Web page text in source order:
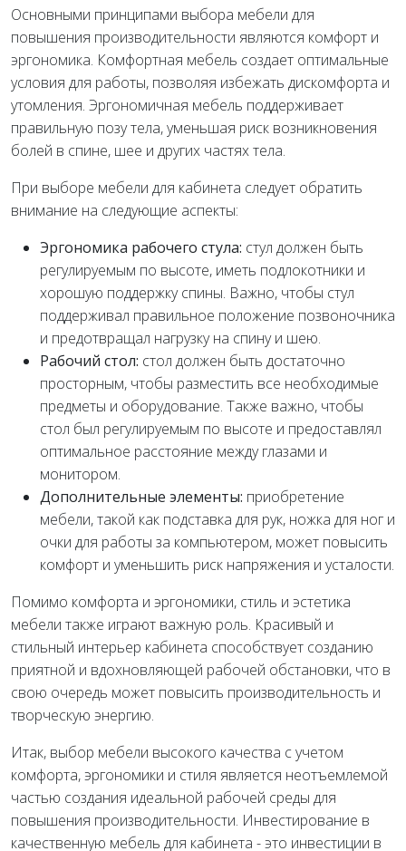
Основными принципами выбора мебели для
повышения производительности являются комфорт и
эргономика. Комфортная мебель создает оптимальные
условия для работы, позволяя избежать дискомфорта и
утомления. Эргономичная мебель поддерживает
правильную позу тела, уменьшая риск возникновения
болей в спине, шее и других частях тела.
При выборе мебели для кабинета следует обратить
внимание на следующие аспекты:
Эргономика рабочего стула: стул должен быть
регулируемым по высоте, иметь подлокотники и
хорошую поддержку спины. Важно, чтобы стул
поддерживал правильное положение позвоночника
и предотвращал нагрузку на спину и шею.
Рабочий стол: стол должен быть достаточно
просторным, чтобы разместить все необходимые
предметы и оборудование. Также важно, чтобы
стол был регулируемым по высоте и предоставлял
оптимальное расстояние между глазами и
монитором.
Дополнительные элементы: приобретение
мебели, такой как подставка для рук, ножка для ног и
очки для работы за компьютером, может повысить
комфорт и уменьшить риск напряжения и усталости.
Помимо комфорта и эргономики, стиль и эстетика
мебели также играют важную роль. Красивый и
стильный интерьер кабинета способствует созданию
приятной и вдохновляющей рабочей обстановки, что в
свою очередь может повысить производительность и
творческую энергию.
Итак, выбор мебели высокого качества с учетом
комфорта, эргономики и стиля является неотъемлемой
частью создания идеальной рабочей среды для
повышения производительности. Инвестирование в
качественную мебель для кабинета - это инвестиции в